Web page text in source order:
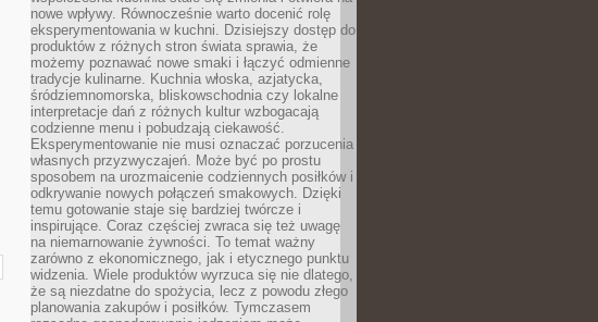
nowe wpływy. Równocześnie warto docenić rolę
eksperymentowania w kuchni. Dzisiejszy dostęp do
produktów z różnych stron świata sprawia, że
możemy poznawać nowe smaki i łączyć odmienne
tradycje kulinarne. Kuchnia włoska, azjatycka,
śródziemnomorska, bliskowschodnia czy lokalne
interpretacje dań z różnych kultur wzbogacają
codzienne menu i pobudzają ciekawość.
Eksperymentowanie nie musi oznaczać porzucenia
własnych przyzwyczajeń. Może być po prostu
sposobem na urozmaicenie codziennych posiłków i
odkrywanie nowych połączeń smakowych. Dzięki
temu gotowanie staje się bardziej twórcze i
inspirujące. Coraz częściej zwraca się też uwagę
na niemarnowanie żywności. To temat ważny
zarówno z ekonomicznego, jak i etycznego punktu
widzenia. Wiele produktów wyrzuca się nie dlatego,
że są niezdatne do spożycia, lecz z powodu złego
planowania zakupów i posiłków. Tymczasem